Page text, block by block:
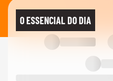
O ESSENCIAL DO DIA